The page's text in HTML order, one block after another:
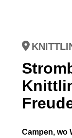
Campen, wo